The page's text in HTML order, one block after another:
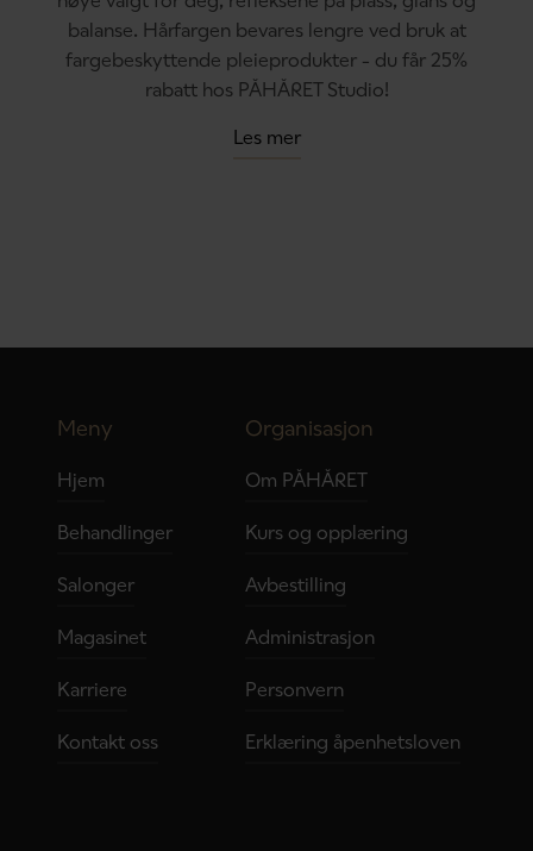
balanse. Hårfargen bevares lengre ved bruk at
fargebeskyttende pleieprodukter - du får 25%
rabatt hos PÅHÅRET Studio!
Les mer
Meny
Hjem
Behandlinger
Salonger
Magasinet
Karriere
Kontakt oss
Organisasjon
Om PÅHÅRET
Kurs og opplæring
Avbestilling
Administrasjon
Personvern
Erklæring åpenhetsloven